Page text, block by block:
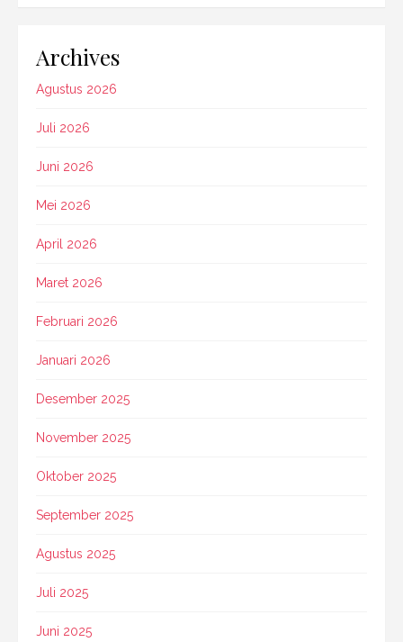
Archives
Agustus 2026
Juli 2026
Juni 2026
Mei 2026
April 2026
Maret 2026
Februari 2026
Januari 2026
Desember 2025
November 2025
Oktober 2025
September 2025
Agustus 2025
Juli 2025
Juni 2025